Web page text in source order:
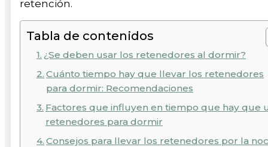
retención.
Tabla de contenidos
¿Se deben usar los retenedores al dormir?
Cuánto tiempo hay que llevar los retenedores
para dormir: Recomendaciones
Factores que influyen en tiempo que hay que
retenedores para dormir
Consejos para llevar los retenedores por la